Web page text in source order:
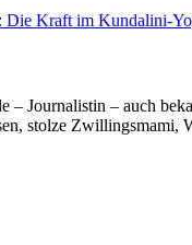
Kraft im Kundalini-
– Journalistin – auch
stolze